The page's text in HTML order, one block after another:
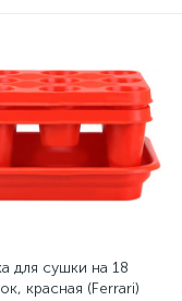
для сушки на 18
красная (Ferrari)